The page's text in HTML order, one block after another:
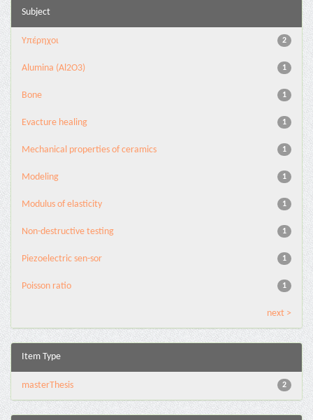
Subject
2
Υπέρηχοι
1
Alumina (Al2O3)
1
Bone
1
Evacture healing
1
Mechanical properties of ceramics
1
Modeling
1
Modulus of elasticity
1
Non-destructive testing
1
Piezoelectric sen-sor
1
Poisson ratio
next >
Item Type
2
masterThesis